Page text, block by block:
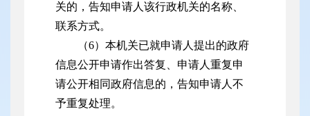
关的，告知申请人该行政机关的名称、
联系方式。
（6）本机关已就申请人提出的政府
信息公开申请作出答复、申请人重复申
请公开相同政府信息的，告知申请人不
予重复处理。